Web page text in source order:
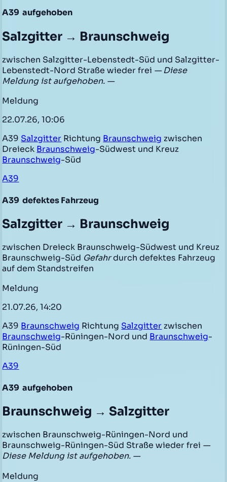
A39 aufgehoben
Salzgitter → Braunschweig
zwischen Salzgitter-Lebenstedt-Süd und Salzgitter-
Lebenstedt-Nord Straße wieder frei — Diese
Meldung ist aufgehoben. —
Meldung
22.07.26, 10:06
A39 Salzgitter Richtung Braunschweig zwischen
Dreieck Braunschweig-Südwest und Kreuz
Braunschweig-Süd
A39
A39 defektes Fahrzeug
Salzgitter → Braunschweig
zwischen Dreieck Braunschweig-Südwest und Kreuz
Braunschweig-Süd Gefahrdurch defektes Fahrzeug
auf dem Standstreifen
Meldung
21.07.26, 14:20
A39 Braunschweig Richtung Salzgitter zwischen
Braunschweig-Rüningen-Nord und Braunschweig-
Rüningen-Süd
A39
A39 aufgehoben
Braunschweig → Salzgitter
zwischen Braunschweig-Rüningen-Nord und
Braunschweig-Rüningen-Süd Straße wieder frei —
Diese Meldung ist aufgehoben. —
Meldung